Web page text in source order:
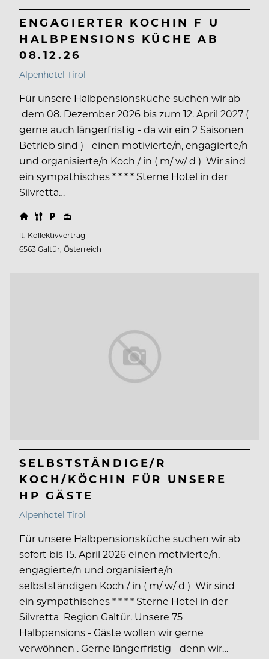
ENGAGIERTER KOCHIN F U
HALBPENSIONS KÜCHE AB
08.12.26
Alpenhotel Tirol
Für unsere Halbpensionsküche suchen wir ab
dem 08. Dezember 2026 bis zum 12. April 2027 (
gerne auch längerfristig - da wir ein 2 Saisonen
Betrieb sind ) - einen motivierte/n, engagierte/n
und organisierte/n Koch / in ( m/ w/ d ) Wir sind
ein sympathisches * * * * Sterne Hotel in der
Silvretta…
lt. Kollektivvertrag
6563 Galtür, Österreich
SELBSTSTÄNDIGE/R
KOCH/KÖCHIN FÜR UNSERE
HP GÄSTE
Alpenhotel Tirol
Für unsere Halbpensionsküche suchen wir ab
sofort bis 15. April 2026 einen motivierte/n,
engagierte/n und organisierte/n
selbstständigen Koch / in ( m/ w/ d ) Wir sind
ein sympathisches * * * * Sterne Hotel in der
Silvretta Region Galtür. Unsere 75
Halbpensions - Gäste wollen wir gerne
verwöhnen . Gerne längerfristig - denn wir…